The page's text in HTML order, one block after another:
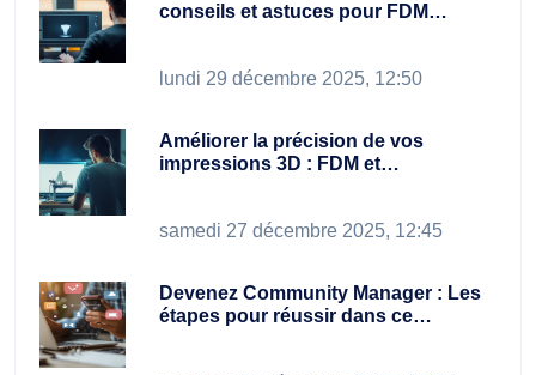
conseils et astuces pour FDM…
lundi 29 décembre 2025, 12:50
Améliorer la précision de vos
impressions 3D : FDM et…
samedi 27 décembre 2025, 12:45
Devenez Community Manager : Les
étapes pour réussir dans ce…